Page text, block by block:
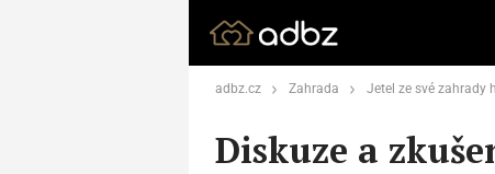
adbz.cz Zahrada Jetel ze své zahrady hned
Diskuze a